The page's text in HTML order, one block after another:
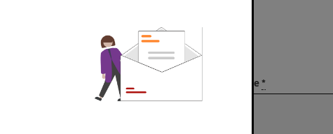
Nachname *